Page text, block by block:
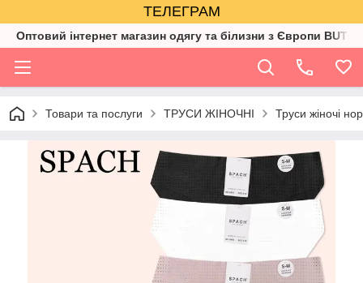
ТЕЛЕГРАМ
Оптовий інтернет магазин одягу та білизни з Європи BUTIK
Товари та послуги ТРУСИ ЖІНОЧНІ Труси жіночі